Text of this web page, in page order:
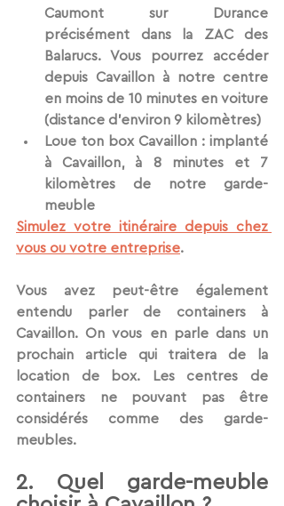
Caumont sur Durance
précisément dans la ZAC des
Balarucs. Vous pourrez accéder
depuis Cavaillon à notre centre
en moins de 10 minutes en voiture
(distance d’environ 9 kilomètres)
Loue ton box Cavaillon : implanté
à Cavaillon, à 8 minutes et 7
kilomètres de notre garde-
meuble
Simulez votre itinéraire depuis chez
vous ou votre entreprise.
Vous avez peut-être également
entendu parler de containers à
Cavaillon. On vous en parle dans un
prochain article qui traitera de la
location de box. Les centres de
containers ne pouvant pas être
considérés comme des garde-
meubles.
2. Quel garde-meuble